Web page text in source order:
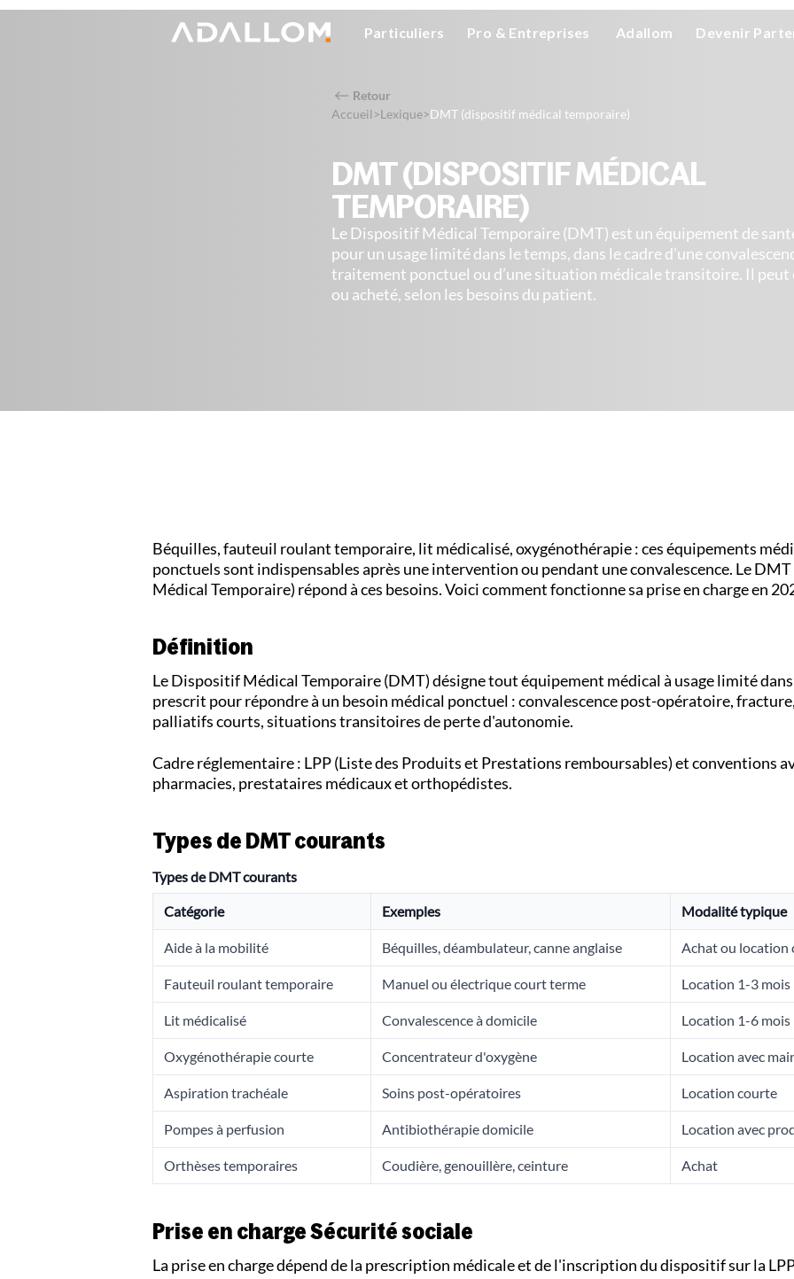
Particuliers Pro & Entreprises Adallom Devenir
Retour
Accueil >Lexique>DMT (dispositif médical temporaire)
DMT (DISPOSITIF MÉDICAL
TEMPORAIRE)
Le Dispositif Médical Temporaire (DMT) est un équipement de
pour un usage limité dans le temps, dans le cadre d’une
traitement ponctuel ou d’une situation médicale transitoire. Il peut
ou acheté, selon les besoins du patient.
Béquilles, fauteuil roulant temporaire, lit médicalisé, oxygénothérapie : ces équipements
ponctuels sont indispensables après une intervention ou pendant une convalescence. Le
Médical Temporaire) répond à ces besoins. Voici comment fonctionne sa prise en charge en
Définition
Le Dispositif Médical Temporaire (DMT) désigne tout équipement médical à usage limité
prescrit pour répondre à un besoin médical ponctuel : convalescence post-opératoire,
palliatifs courts, situations transitoires de perte d'autonomie.
Cadre réglementaire : LPP (Liste des Produits et Prestations remboursables) et conventions
pharmacies, prestataires médicaux et orthopédistes.
Types de DMT courants
Types de DMT courants
Catégorie Exemples Modalité typique
Aide à la mobilité Béquilles, déambulateur, canne anglaise Achat ou location
Fauteuil roulant temporaire Manuel ou électrique court terme Location 1-3 mois
Lit médicalisé Convalescence à domicile Location 1-6 mois
Oxygénothérapie courte Concentrateur d'oxygène Location avec
Aspiration trachéale Soins post-opératoires Location courte
Pompes à perfusion Antibiothérapie domicile Location avec
Orthèses temporaires Coudière, genouillère, ceinture Achat
Prise en charge Sécurité sociale
La prise en charge dépend de la prescription médicale et de l'inscription du dispositif sur la